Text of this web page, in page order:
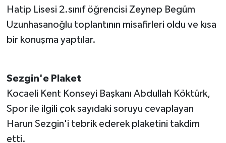
Hatip Lisesi 2.sınıf öğrencisi Zeynep Begüm
Uzunhasanoğlu toplantının misafirleri oldu ve kısa
bir konuşma yaptılar.
Sezgin'e Plaket
Kocaeli Kent Konseyi Başkanı Abdullah Köktürk,
Spor ile ilgili çok sayıdaki soruyu cevaplayan
Harun Sezgin'i tebrik ederek plaketini takdim
etti.